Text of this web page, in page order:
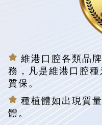
維港口腔各類品
務，凡是維港口腔
質保。
種植體如出現質
體。